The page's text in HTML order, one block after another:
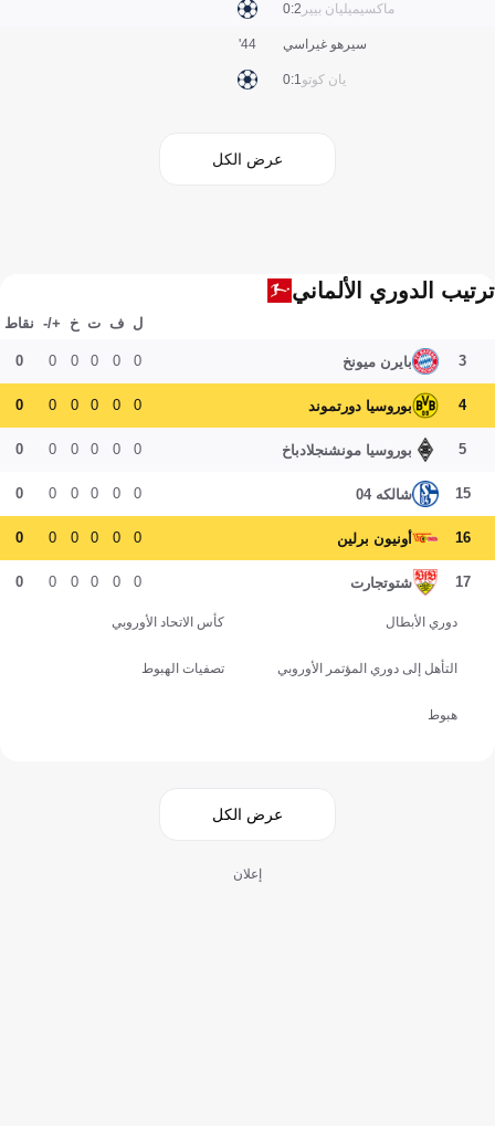
ماكسيميليان بيير 2:0
سيرهو غيراسي
يان كوتو1:0
44'
عرض الكل
ترتيب الدوري الألماني
ل ف ت خ +/- نقاط
3 بايرن ميونخ 0
0
0
0
0
0
4 بوروسيا دورتموند 0
0
0
0
0
0
5 بوروسيا مونشنجلادباخ 0
0
0
0
0
0
15 شالكه 04 0
0
0
0
0
0
16 أونيون برلين 0
0
0
0
0
0
17 شتوتجارت 0
0
0
0
0
0
دوري الأبطال كأس الاتحاد الأوروبي
التأهل إلى دوري المؤتمر الأوروبي تصفيات الهبوط
هبوط
عرض الكل
إعلان